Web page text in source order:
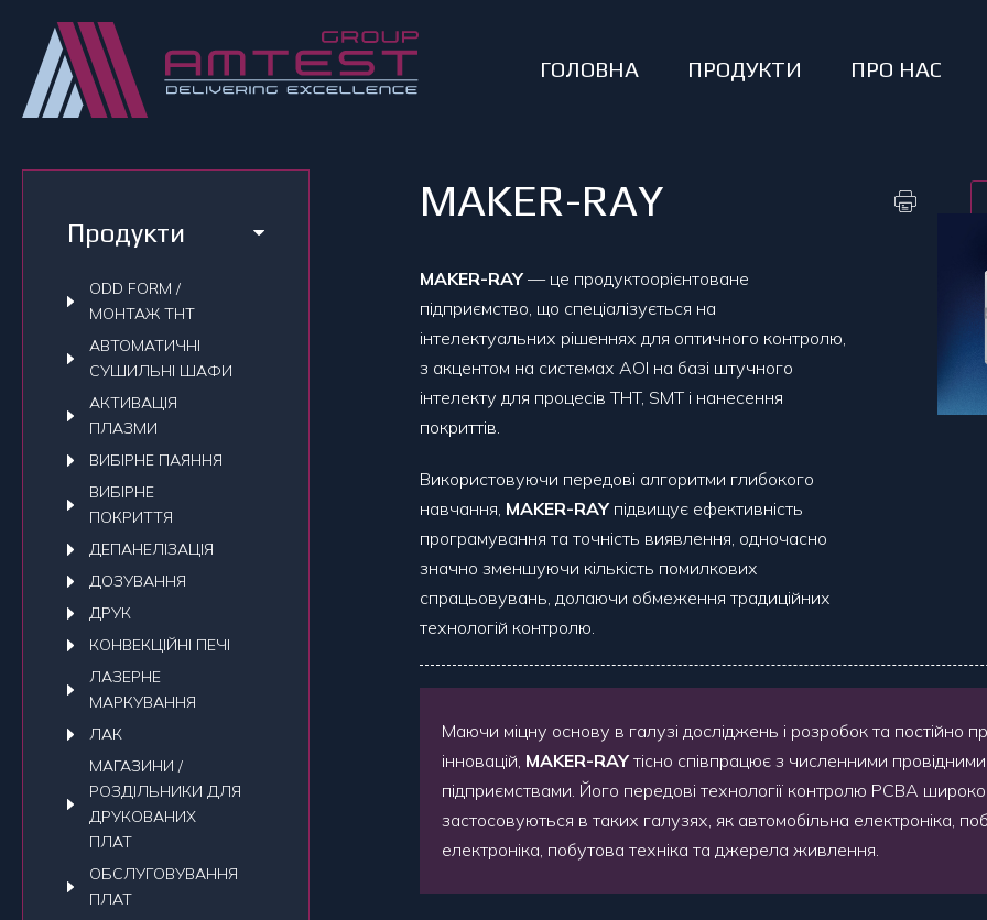
ГОЛОВНА ПРОДУКТИ ПРО НАС
Продукти
ODD FORM /
МОНТАЖ THT
АВТОМАТИЧНI
СУШИЛЬНI ШАФИ
АКТИВАЦІЯ
ПЛАЗМИ
ВИБІРНЕ ПАЯННЯ
ВИБІРНЕ
ПОКРИТТЯ
ДЕПАНЕЛIЗАЦIЯ
ДОЗУВАННЯ
ДРУК
КОНВЕКЦIЙНI ПЕЧI
ЛАЗЕРНЕ
МАРКУВАННЯ
ЛАК
МАГАЗИНИ /
РОЗДІЛЬНИКИ ДЛЯ
ДРУКОВАНИХ
ПЛАТ
ОБСЛУГОВУВАННЯ
ПЛАТ
MAKER-RAY
MAKER-RAY— це продуктоорієнтоване
підприємство, що спеціалізується на
інтелектуальних рішеннях для оптичного контролю,
з акцентом на системах AOI на базі штучного
інтелекту для процесів THT, SMT і нанесення
покриттів.
Використовуючи передові алгоритми глибокого
навчання, MAKER-RAYпідвищує ефективність
програмування та точність виявлення, одночасно
значно зменшуючи кількість помилкових
спрацьовувань, долаючи обмеження традиційних
технологій контролю.
Маючи міцну основу в галузі досліджень і розробок та постійно
інновацій, MAKER-RAYтісно співпрацює з численними
підприємствами. Його передові технології контролю PCBA широко
застосовуються в таких галузях, як автомобільна електроніка,
електроніка, побутова техніка та джерела живлення.